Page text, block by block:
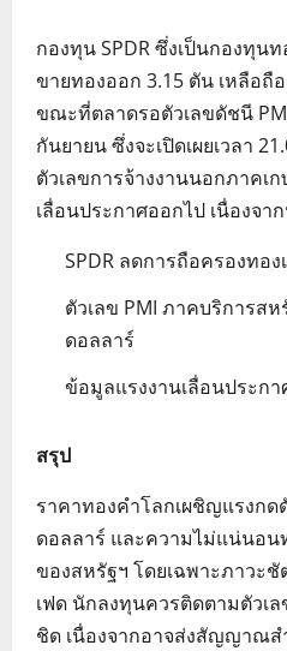
กองทุน SPDR ซึ่งเป็นกองทุ
ขายทองออก 3.15 ตัน เหลือถื
ขณะที่ตลาดรอตัวเลขดัชนี
กันยายน ซึ่งจะเปิดเผยเวลา
ตัวเลขการจ้างงานนอกภาคเ
เลื่อนประกาศออกไป เนื่องจ
SPDR ลดการถือครองทอ
ตัวเลข PMI ภาคบริการส
ดอลลาร์
ข้อมูลแรงงานเลื่อนประก
สรุป
ราคาทองคำโลกเผชิญแรงก
ดอลลาร์ และความไม่แน่นอน
ของสหรัฐฯ โดยเฉพาะภาวะ
เฟด นักลงทุนควรติดตามตัวเ
ชิด เนื่องจากอาจส่งสัญญาณ